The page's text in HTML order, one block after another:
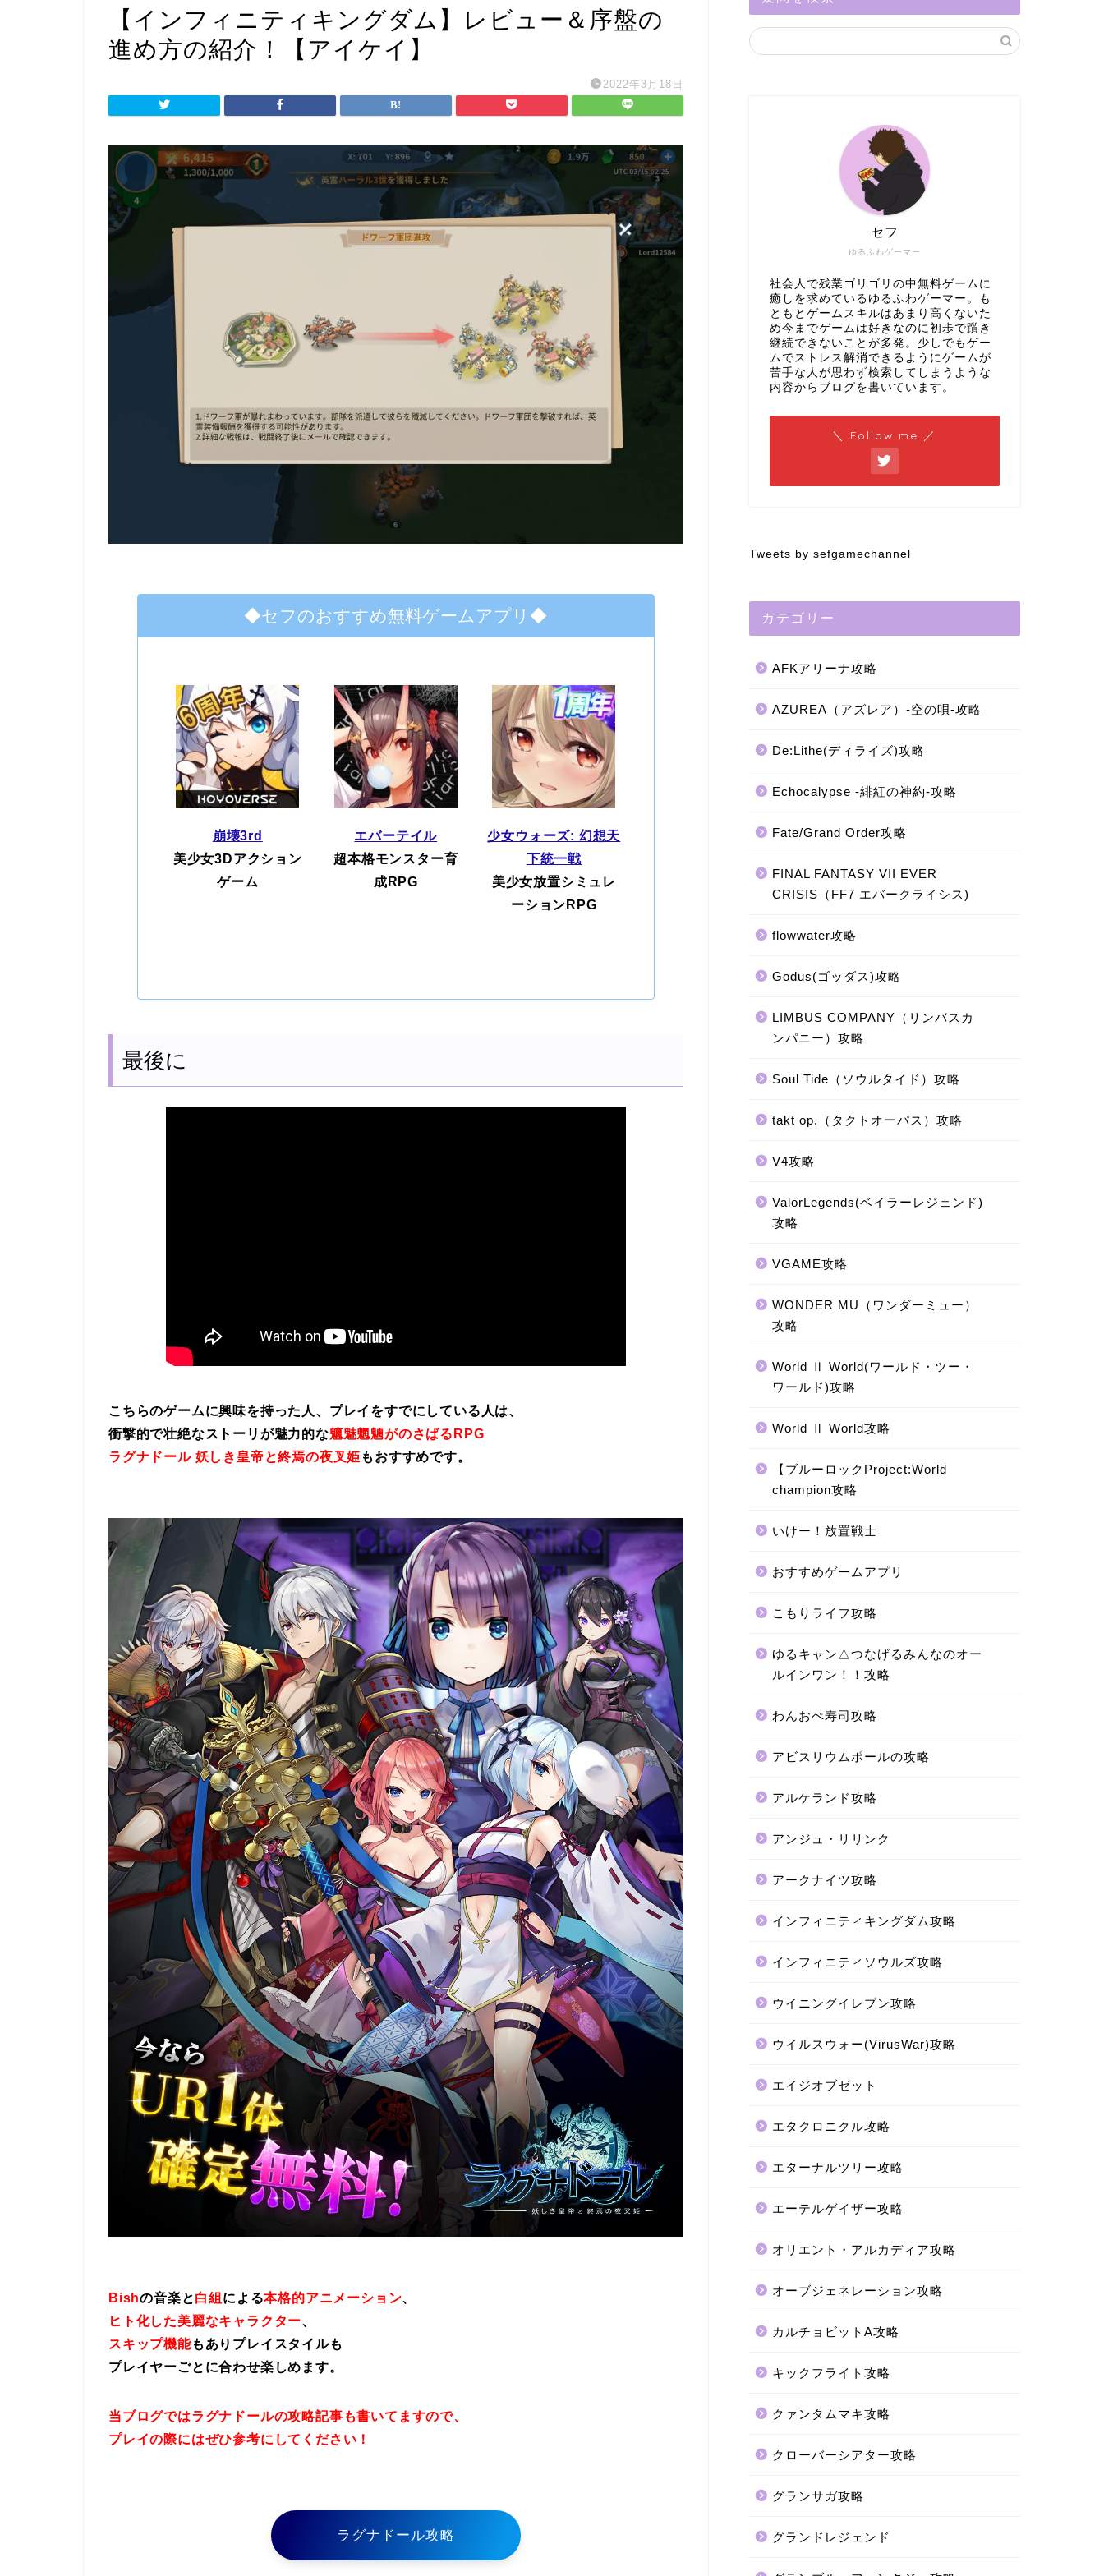
【インフィニティキングダム】レビュー＆序盤の
進め方の紹介！【アイケイ】
2022年3月18日
◆セフのおすすめ無料ゲームアプリ◆
崩壊3rd
美少女3Dアクション
ゲーム
エバーテイル
超本格モンスター育
成RPG
少女ウォーズ: 幻想天
下統一戦
美少女放置シミュレ
ーションRPG
最後に
こちらのゲームに興味を持った人、プレイをすでにしている人は、
衝撃的で壮絶なストーリが魅力的な魑魅魍魎がのさばるRPG
ラグナドール 妖しき皇帝と終焉の夜叉姫 もおすすめです。
Bishの音楽と白組 による本格的アニメーション、
ヒト化した美麗なキャラクター、
スキップ機能もありプレイスタイルも
プレイヤーごとに合わせ楽しめます。
当ブログではラグナドールの攻略記事も書いてますので、
プレイの際にはぜひ参考にしてください！
ラグナドール攻略
ゆるふわゲーマー
セフ
社会人で残業ゴリゴリの中無料ゲームに
癒しを求めているゆるふわゲーマー。も
ともとゲームスキルはあまり高くないた
め今までゲームは好きなのに初歩で躓き
継続できないことが多発。少しでもゲー
ムでストレス解消できるようにゲームが
苦手な人が思わず検索してしまうような
内容からブログを書いています。
＼ Follow me ／
Tweets by sefgamechannel
カテゴリー
AFKアリーナ攻略
AZUREA（アズレア）-空の唄-攻略
De:Lithe(ディライズ)攻略
Echocalypse -緋紅の神約-攻略
Fate/Grand Order攻略
FINAL FANTASY VII EVER
CRISIS（FF7 エバークライシス)
flowwater攻略
Godus(ゴッダス)攻略
LIMBUS COMPANY（リンバスカ
ンパニー）攻略
Soul Tide（ソウルタイド）攻略
takt op.（タクトオーパス）攻略
V4攻略
ValorLegends(ベイラーレジェンド)
攻略
VGAME攻略
WONDER MU（ワンダーミュー）
攻略
World Ⅱ World(ワールド・ツー・
ワールド)攻略
World Ⅱ World攻略
【ブルーロックProject:World
champion攻略
いけー！放置戦士
おすすめゲームアプリ
こもりライフ攻略
ゆるキャン△つなげるみんなのオー
ルインワン！！攻略
わんおぺ寿司攻略
アビスリウムポールの攻略
アルケランド攻略
アンジュ・リリンク
アークナイツ攻略
インフィニティキングダム攻略
インフィニティソウルズ攻略
ウイニングイレブン攻略
ウイルスウォー(VirusWar)攻略
エイジオブゼット
エタクロニクル攻略
エターナルツリー攻略
エーテルゲイザー攻略
オリエント・アルカディア攻略
オーブジェネレーション攻略
カルチョビットA攻略
キックフライト攻略
クァンタムマキ攻略
クローバーシアター攻略
グランサガ攻略
グランドレジェンド